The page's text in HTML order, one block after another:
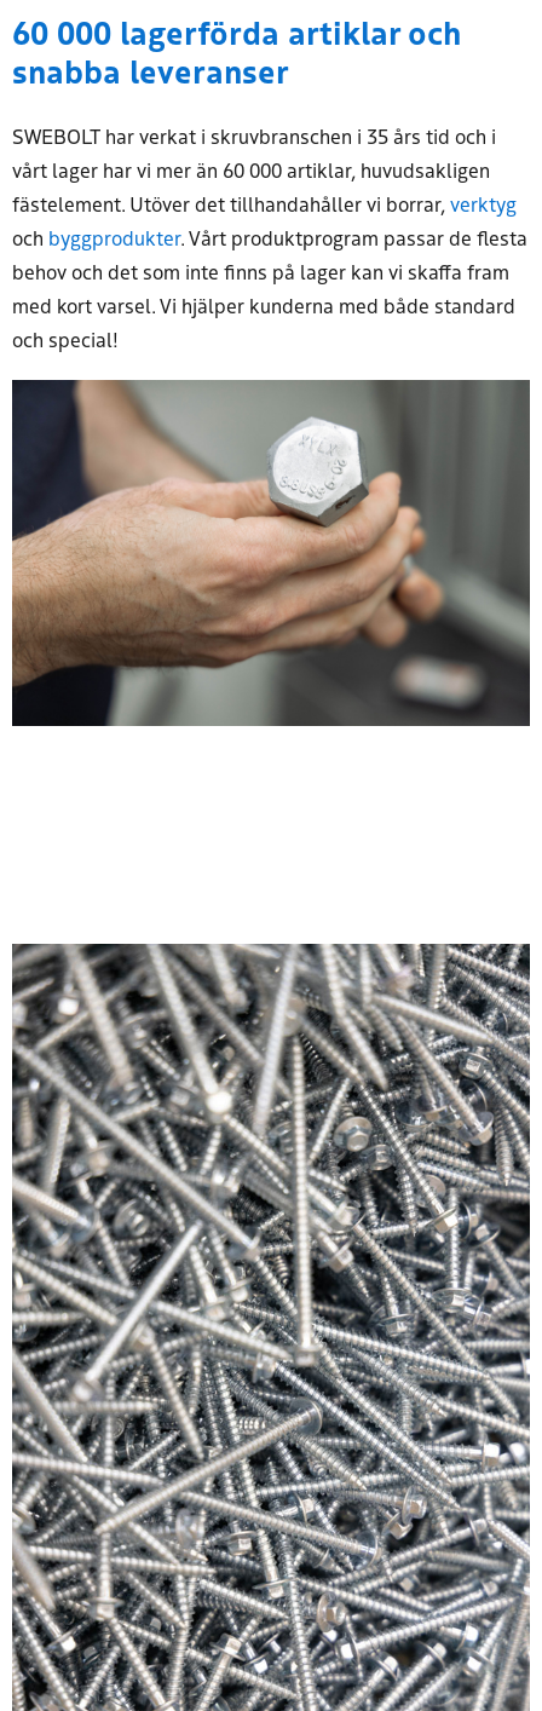
60 000 lagerförda artiklar och
snabba leveranser
SWEBOLT har verkat i skruvbranschen i 35 års tid och i
vårt lager har vi mer än 60 000 artiklar, huvudsakligen
fästelement. Utöver det tillhandahåller vi borrar,verktyg
och byggprodukter. Vårt produktprogram passar de flesta
behov och det som inte finns på lager kan vi skaffa fram
med kort varsel. Vi hjälper kunderna med både standard
och special!